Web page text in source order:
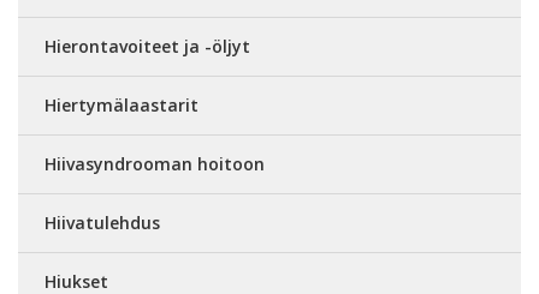
Hierontavoiteet ja -öljyt
Hiertymälaastarit
Hiivasyndrooman hoitoon
Hiivatulehdus
Hiukset